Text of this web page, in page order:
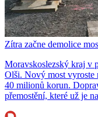
Zítra začne demolice
Moravskoslezský kraj v
Olši. Nový most vyroste
40 milionů korun.
přemostění, které už je